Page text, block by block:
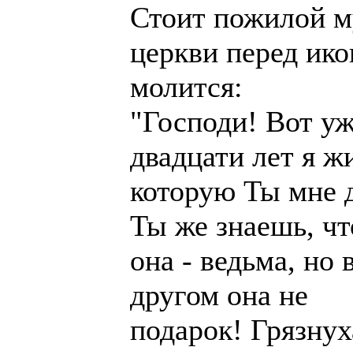
Стоит пожилой
церкви перед
молится:
"Господи! Вот
двадцати лет я
которую Ты мне
Ты же знаешь,
она - ведьма, но
другом она не
подарок!